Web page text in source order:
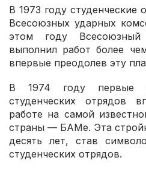
В 1973 году студенческие
Всесоюзных ударных
этом году Всесоюзный
выполнил работ более
впервые преодолев эту
В 1974 году первые
студенческих отрядов
работе на самой
страны — БАМе. Эта
десять лет, став
студенческих отрядов.